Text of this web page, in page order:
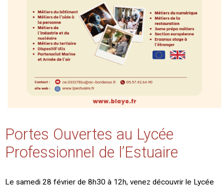
Portes Ouvertes au Lycée
Professionnel de l’Estuaire
Le samedi 28 février de 8h30 à 12h, venez découvrir le Lycée